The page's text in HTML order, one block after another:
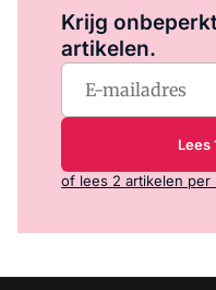
Krijg
artikelen.
Lees
of lees 2 artikelen per